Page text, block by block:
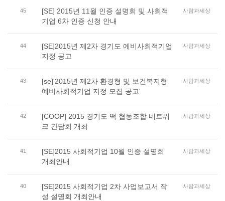
45
[SE] 2015년 11월 인증 설명회 및 사회적
기업 6차 인증 신청 안내
사람과세상
44
[SE]2015년 제2차 경기도 예비사회적기업
지정 공고
사람과세상
43
[se]'2015년 제2차 환경형 및 보건복지형
예비사회적기업 지정 모집 공고'
사람과세상
42
[COOP] 2015 경기도 떡 협동조합 네트워
크 간담회 개최
사람과세상
41
[SE]2015 사회적기업 10월 인증 설명회
개최안내
사람과세상
40
[SE]2015 사회적기업 2차 사업보고서 작
성 설명회 개최안내
사람과세상